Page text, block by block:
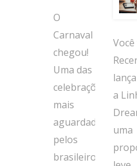
O
Carnaval
chegou!
Uma das
celebrações
mais
aguardadas
pelos
brasileiros
Você
a
uma